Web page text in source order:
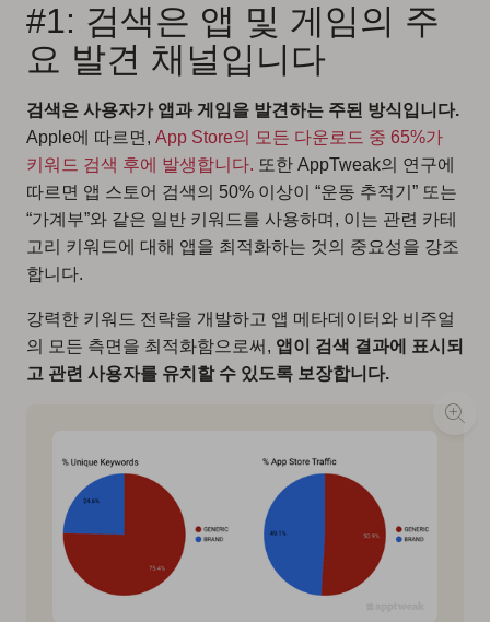
#1: 검색은 앱 및 게임의 주
요 발견 채널입니다
검색은 사용자가 앱과 게임을 발견하는 주된 방식입니다.
Apple에 따르면, App Store의 모든 다운로드 중 65%가
키워드 검색 후에 발생합니다. 또한 AppTweak의 연구에
따르면 앱 스토어 검색의 50% 이상이 “운동 추적기” 또는
“가계부”와 같은 일반 키워드를 사용하며, 이는 관련 카테
고리 키워드에 대해 앱을 최적화하는 것의 중요성을 강조
합니다.
강력한 키워드 전략을 개발하고 앱 메타데이터와 비주얼
의 모든 측면을 최적화함으로써, 앱이 검색 결과에 표시되
고 관련 사용자를 유치할 수 있도록 보장합니다.